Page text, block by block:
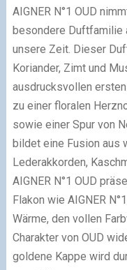
AIGNER N°1 OUD
besondere Duftfamilie
unsere Zeit. Dieser
Koriander, Zimt und
ausdrucksvollen
zu einer floralen
sowie einer Spur von
bildet eine Fusion aus
Lederakkorden,
AIGNER N°1 OUD
Flakon wie AIGNER
Wärme, den vollen
Charakter von OUD
goldene Kappe wird